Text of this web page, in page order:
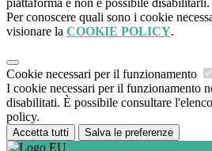
piattaforma e non è possibile disabilitarli.
Per conoscere quali sono i cookie
visionare la COOKIE POLICY.
Cookie necessari per il funzionamento
I cookie necessari per il funzionamento
disabilitati. È possibile consultare
policy.
Accetta tutti Salva le preferenze